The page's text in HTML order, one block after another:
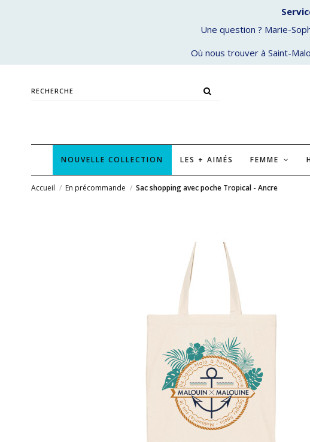
Une question ? Marie-
Où nous trouver à Saint-
NOUVELLE COLLECTION LES + AIMÉS FEMME
Accueil En précommande Sac shopping avec poche Tropical - Ancre